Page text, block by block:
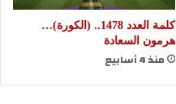
كلمة العدد 1478.. (الكورة)…
هرمون السعادة
منذ 4 أسابيع